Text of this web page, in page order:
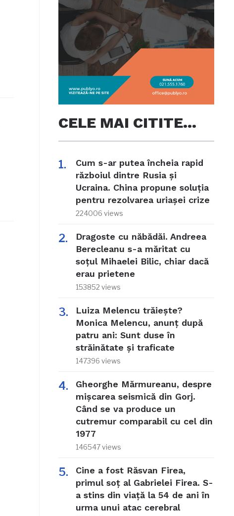
CELE MAI CITITE…
Cum s-ar putea încheia rapid
războiul dintre Rusia și
Ucraina. China propune soluția
pentru rezolvarea uriașei crize
224006 views
Dragoste cu năbădăi. Andreea
Berecleanu s-a măritat cu
soțul Mihaelei Bilic, chiar dacă
erau prietene
153852 views
Luiza Melencu trăiește?
Monica Melencu, anunț după
patru ani: Sunt duse în
străinătate și traficate
147396 views
Gheorghe Mărmureanu, despre
mișcarea seismică din Gorj.
Când se va produce un
cutremur comparabil cu cel din
1977
146547 views
Cine a fost Răsvan Firea,
primul soț al Gabrielei Firea. S-
a stins din viață la 54 de ani în
urma unui atac cerebral